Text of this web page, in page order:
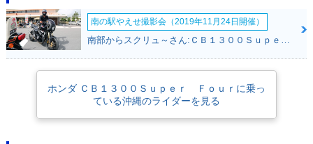
2019年 CB1300 SU
2019年 CB1300 SU
2018年 CB1300 SU
南の駅やえせ撮影会（2019年11月24日開催）
ホンダ ＣＢ１３００Ｓｕｐｅｒ Ｆｏｕｒに乗っ
ている沖縄のライダーを見る